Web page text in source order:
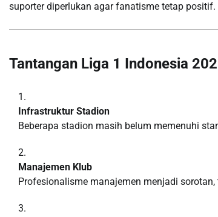
suporter diperlukan agar fanatisme tetap positif.
Tantangan Liga 1 Indonesia
Infrastruktur Stadion
Beberapa stadion masih belum memenuhi
Manajemen Klub
Profesionalisme manajemen menjadi